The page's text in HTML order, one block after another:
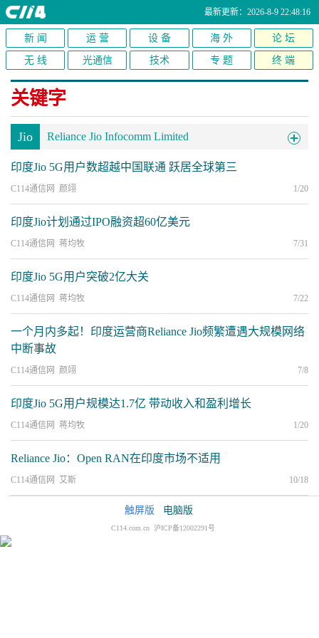
最新更新：2026-8-9 22:48:16
新 闻 运 营 设 备 海 外 论 坛
无 线 光通信 技术 专 题 终 端
关键字
Jio Reliance Jio Infocomm Limited
印度Jio 5G用户数超越中国联通 跃居全球第三
C114通信网 颜翊 1/20
印度Jio计划通过IPO融资超60亿美元
C114通信网 蒋均牧 7/31
印度Jio 5G用户突破2亿大关
C114通信网 蒋均牧 7/22
一个月内多起！印度运营商Reliance Jio频繁遭遇大规模网络
中断事故
C114通信网 颜翊 7/8
印度Jio 5G用户规模达1.7亿 带动收入和盈利增长
C114通信网 蒋均牧 1/20
Reliance Jio：Open RAN在印度市场不适用
C114通信网 艾斯 10/18
触屏版 电脑版
C114.com.cn 沪ICP备12002291号